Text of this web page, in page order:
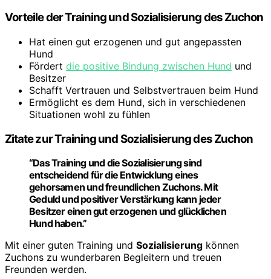
Vorteile der Training und Sozialisierung des Zuchon
Hat einen gut erzogenen und gut angepassten
Hund
Fördert die positive Bindung zwischen Hund und
Besitzer
Schafft Vertrauen und Selbstvertrauen beim Hund
Ermöglicht es dem Hund, sich in verschiedenen
Situationen wohl zu fühlen
Zitate zur Training und Sozialisierung des Zuchon
“DasTrainingund dieSozialisierungsind
entscheidend für die Entwicklung eines
gehorsamen und freundlichen Zuchons. Mit
Geduld und positiver Verstärkung kann jeder
Besitzer einen gut erzogenen und glücklichen
Hund haben.”
Mit einer guten Training und Sozialisierung können
Zuchons zu wunderbaren Begleitern und treuen
Freunden werden.